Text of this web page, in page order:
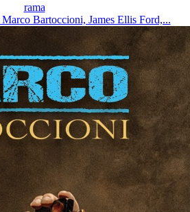
rama
Bartoccioni, James Ellis Ford,...